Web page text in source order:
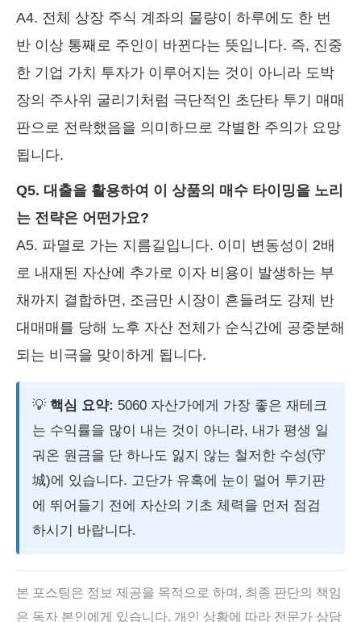
A4. 전체 상장 주식 계좌의 물량이 하루에도 한 번
반 이상 통째로 주인이 바뀐다는 뜻입니다. 즉, 진중
한 기업 가치 투자가 이루어지는 것이 아니라 도박
장의 주사위 굴리기처럼 극단적인 초단타 투기 매매
판으로 전락했음을 의미하므로 각별한 주의가 요망
됩니다.
Q5. 대출을 활용하여 이 상품의 매수 타이밍을 노리
는 전략은 어떤가요?
A5. 파멸로 가는 지름길입니다. 이미 변동성이 2배
로 내재된 자산에 추가로 이자 비용이 발생하는 부
채까지 결합하면, 조금만 시장이 흔들려도 강제 반
대매매를 당해 노후 자산 전체가 순식간에 공중분해
되는 비극을 맞이하게 됩니다.
💡 핵심 요약: 5060 자산가에게 가장 좋은 재테크
는 수익률을 많이 내는 것이 아니라, 내가 평생 일
궈온 원금을 단 하나도 잃지 않는 철저한 수성(守
城)에 있습니다. 고단가 유혹에 눈이 멀어 투기판
에 뛰어들기 전에 자산의 기초 체력을 먼저 점검
하시기 바랍니다.
본 포스팅은 정보 제공을 목적으로 하며, 최종 판단의 책임
은 독자 본인에게 있습니다. 개인 상황에 따라 전문가 상담